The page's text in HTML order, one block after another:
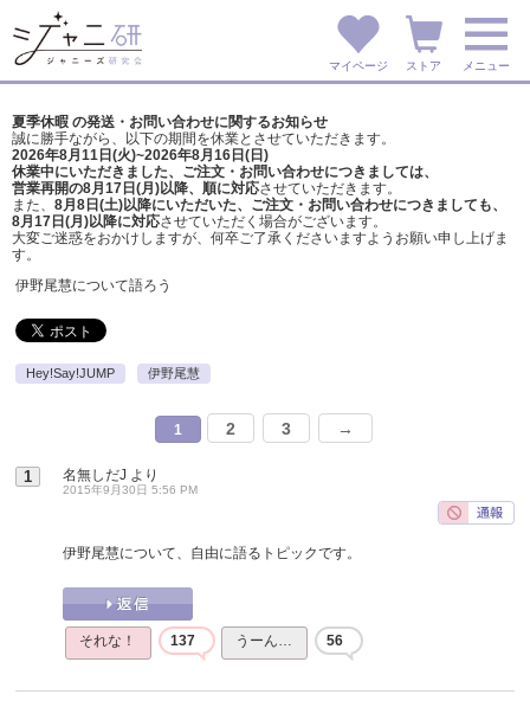
マイページ ストア メニュー
夏季休暇 の発送・お問い合わせに関するお知らせ
誠に勝手ながら、以下の期間を休業とさせていただきます。
2026年8月11日(火)~2026年8月16日(日)
休業中にいただきました、ご注文・お問い合わせにつきましては、
営業再開の8月17日(月)以降、順に対応させていただきます。
また、 8月8日(土)以降にいただいた、ご注文・ お問い合わせにつきましても、
8月17日(月)以降に対応させていただく場合がございます。
大変ご迷惑をおかけしますが、 何卒ご了承くださいますようお願い申し上げま
す。
伊野尾慧について語ろう
Hey!Say!JUMP 伊野尾慧
1 2 3 →
1 名無しだJ より
2015年9月30日 5:56 PM
伊野尾慧について、自由に語るトピックです。
それな！ 137 うーん… 56